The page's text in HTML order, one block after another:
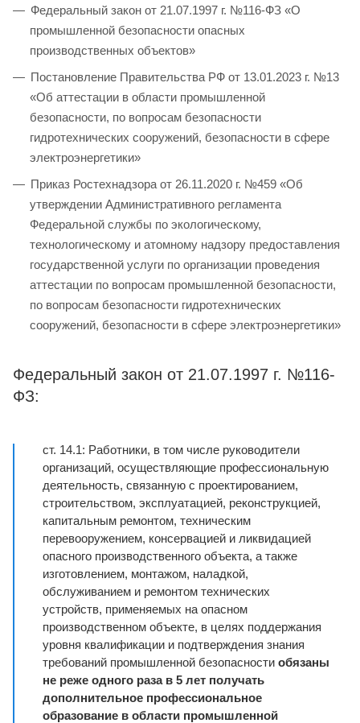
Федеральный закон от 21.07.1997 г. №116-ФЗ «О
промышленной безопасности опасных
производственных объектов»
Постановление Правительства РФ от 13.01.2023 г. №13
«Об аттестации в области промышленной
безопасности, по вопросам безопасности
гидротехнических сооружений, безопасности в сфере
электроэнергетики»
Приказ Ростехнадзора от 26.11.2020 г. №459 «Об
утверждении Административного регламента
Федеральной службы по экологическому,
технологическому и атомному надзору предоставления
государственной услуги по организации проведения
аттестации по вопросам промышленной безопасности,
по вопросам безопасности гидротехнических
сооружений, безопасности в сфере электроэнергетики»
Федеральный закон от 21.07.1997 г. №116-
ФЗ:
ст. 14.1: Работники, в том числе руководители
организаций, осуществляющие профессиональную
деятельность, связанную с проектированием,
строительством, эксплуатацией, реконструкцией,
капитальным ремонтом, техническим
перевооружением, консервацией и ликвидацией
опасного производственного объекта, а также
изготовлением, монтажом, наладкой,
обслуживанием и ремонтом технических
устройств, применяемых на опасном
производственном объекте, в целях поддержания
уровня квалификации и подтверждения знания
требований промышленной безопасности обязаны
не реже одного раза в 5 лет получать
дополнительное профессиональное
образование в области промышленной